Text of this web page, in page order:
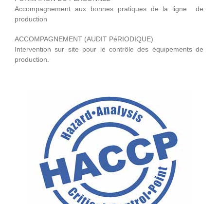
Accompagnement aux bonnes pratiques de la ligne de
production
ACCOMPAGNEMENT (AUDIT PéRIODIQUE)
Intervention sur site pour le contrôle des équipements de
production.